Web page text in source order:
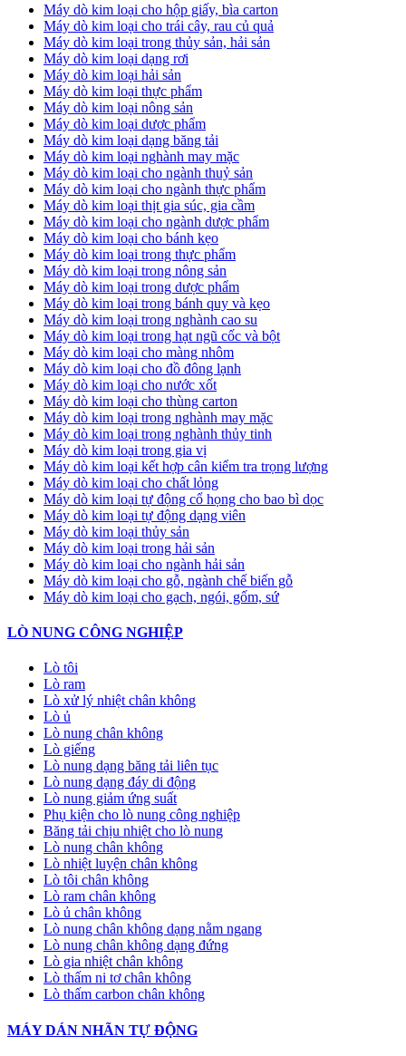
Máy dò kim loại cho hộp giấy, bìa carton
Máy dò kim loại cho trái cây, rau củ quả
Máy dò kim loại trong thủy sản, hải sản
Máy dò kim loại dạng rơi
Máy dò kim loại hải sản
Máy dò kim loại thực phẩm
Máy dò kim loại nông sản
Máy dò kim loại dược phẩm
Máy dò kim loại dạng băng tải
Máy dò kim loại nghành may mặc
Máy dò kim loại cho ngành thuỷ sản
Máy dò kim loại cho ngành thực phẩm
Máy dò kim loại thịt gia súc, gia cầm
Máy dò kim loại cho ngành dược phẩm
Máy dò kim loại cho bánh kẹo
Máy dò kim loại trong thực phẩm
Máy dò kim loại trong nông sản
Máy dò kim loại trong dược phẩm
Máy dò kim loại trong bánh quy và kẹo
Máy dò kim loại trong nghành cao su
Máy dò kim loại trong hạt ngũ cốc và bột
Máy dò kim loại cho màng nhôm
Máy dò kim loại cho đồ đông lạnh
Máy dò kim loại cho nước xốt
Máy dò kim loại cho thùng carton
Máy dò kim loại trong nghành may mặc
Máy dò kim loại trong nghành thủy tinh
Máy dò kim loại trong gia vị
Máy dò kim loại kết hợp cân kiểm tra trọng lượng
Máy dò kim loại cho chất lỏng
Máy dò kim loại tự động cổ họng cho bao bì dọc
Máy dò kim loại tự động dạng viên
Máy dò kim loại thủy sản
Máy dò kim loại trong hải sản
Máy dò kim loại cho ngành hải sản
Máy dò kim loại cho gỗ, ngành chế biến gỗ
Máy dò kim loại cho gạch, ngói, gốm, sứ
LÒ NUNG CÔNG NGHIỆP
Lò tôi
Lò ram
Lò xử lý nhiệt chân không
Lò ủ
Lò nung chân không
Lò giếng
Lò nung dạng băng tải liên tục
Lò nung dạng đáy di động
Lò nung giảm ứng suất
Phụ kiện cho lò nung công nghiệp
Băng tải chịu nhiệt cho lò nung
Lò nung chân không
Lò nhiệt luyện chân không
Lò tôi chân không
Lò ram chân không
Lò ủ chân không
Lò nung chân không dạng nằm ngang
Lò nung chân không dạng đứng
Lò gia nhiệt chân không
Lò thấm ni tơ chân không
Lò thấm carbon chân không
MÁY DÁN NHÃN TỰ ĐỘNG